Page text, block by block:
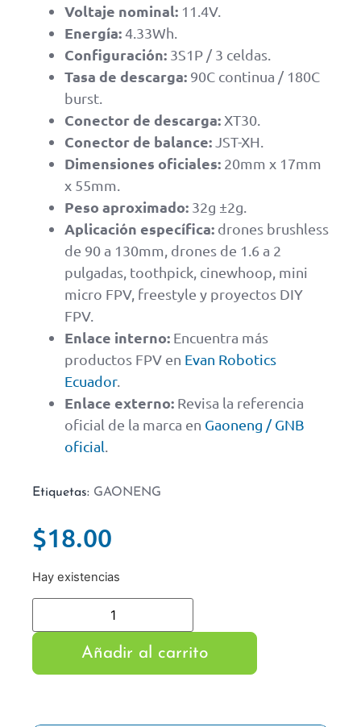
Voltaje nominal: 11.4V.
Energía:4.33Wh.
Configuración: 3S1P / 3 celdas.
Tasa de descarga: 90C continua / 180C
burst.
Conector de descarga: XT30.
Conector de balance: JST-XH.
Dimensiones oficiales: 20mm x 17mm
x 55mm.
Peso aproximado: 32g ±2g.
Aplicación específica: drones brushless
de 90 a 130mm, drones de 1.6 a 2
pulgadas, toothpick, cinewhoop, mini
micro FPV, freestyle y proyectos DIY
FPV.
Enlace interno: Encuentra más
productos FPV en Evan Robotics
Ecuador.
Enlace externo: Revisa la referencia
oficial de la marca en Gaoneng / GNB
oficial
Etiquetas: GAONENG
$18.00
Hay existencias
Añadir al carrito